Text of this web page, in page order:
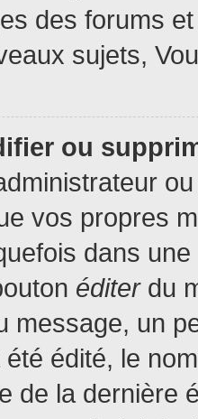
des forums
sujets,
ou
vos propres
dans
éditerdu
message, un
été édité, le
de la dernière